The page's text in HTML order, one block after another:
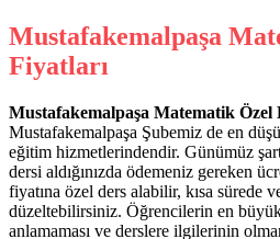
Mustafakemalpaşa
Fiyatları
Mustafakemalpaşa Matematik Özel
Mustafakemalpaşa Şubemiz de en
eğitim hizmetlerindendir. Günümüz
dersi aldığınızda ödemeniz gereken
fiyatına özel ders alabilir, kısa sürede
düzeltebilirsiniz. Öğrencilerin en
anlamaması ve derslere ilgilerinin